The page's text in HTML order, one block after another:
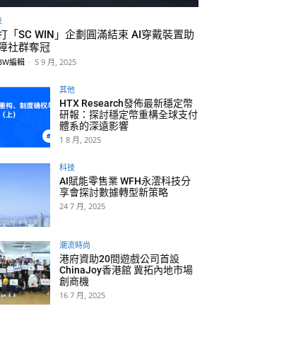
「SC WIN」企劃圓滿結束 AI穿戴裝置助
社群奪冠
編輯 - 5 9 月, 2025
其他
HTX Research發佈最新穩定幣
研報：探討穩定幣重構全球支付
體系的深遠影響
1 8 月, 2025
科技
AI賦能零售業 WFH永澐科技分
享會探討數據轉型新策略
24 7 月, 2025
潮流時尚
港府資助20間遊戲公司首設
ChinaJoy香港館 冀拓內地市場
創商機
16 7 月, 2025